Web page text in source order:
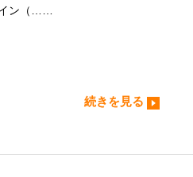
ン（……
続きを見る